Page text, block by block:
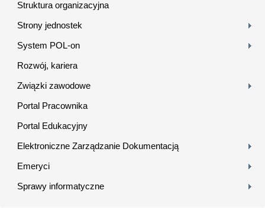
Struktura organizacyjna
Strony jednostek
System POL-on
Rozwój, kariera
Związki zawodowe
Portal Pracownika
Portal Edukacyjny
Elektroniczne Zarządzanie Dokumentacją
Emeryci
Sprawy informatyczne